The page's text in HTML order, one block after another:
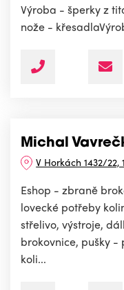
Výroba - šperky z
nože -
Michal
V Horkách 1432/22,
Eshop - zbraně
lovecké potřeby
střelivo, výstroje,
brokovnice, pušky
koli...